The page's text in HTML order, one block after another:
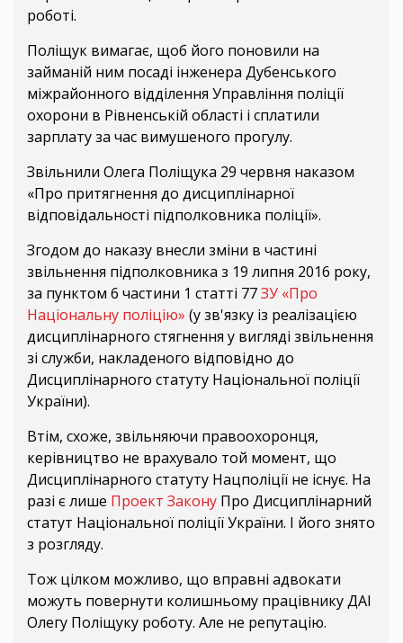
роботі.
Поліщук вимагає, щоб його поновили на
займаній ним посаді інженера Дубенського
міжрайонного відділення Управління поліції
охорони в Рівненській області і сплатили
зарплату за час вимушеного прогулу.
Звільнили Олега Поліщука 29 червня наказом
«Про притягнення до дисциплінарної
відповідальності підполковника поліції».
Згодом до наказу внесли зміни в частині
звільнення підполковника з 19 липня 2016 року,
за пунктом 6 частини 1 статті 77ЗУ «Про
Національну поліцію» (у зв'язку із реалізацією
дисциплінарного стягнення у вигляді звільнення
зі служби, накладеного відповідно до
Дисциплінарного статуту Національної поліції
України).
Втім, схоже, звільняючи правоохоронця,
керівництво не врахувало той момент, що
Дисциплінарного статуту Нацполіції не існує. На
разі є лише Проект Закону Про Дисциплінарний
статут Національної поліції України. І його знято
з розгляду.
Тож цілком можливо, що вправні адвокати
можуть повернути колишньому працівнику ДАІ
Олегу Поліщуку роботу. Але не репутацію.